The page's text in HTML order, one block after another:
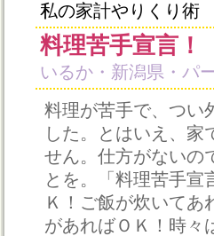
私の家計やりくり術
料理苦手宣言！
いるか・新潟県・パ
料理が苦手で、つい
した。とはいえ、家
せん。仕方がないの
とを。「料理苦手宣
Ｋ！ご飯が炊いてあ
があればＯＫ！時々